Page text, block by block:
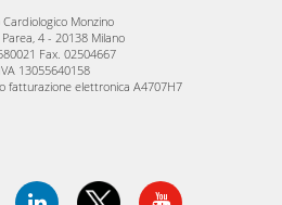
Monzino
4 - 20138 Milano
Fax. 02504667
13055640158
fatturazione elettronica A4707H7